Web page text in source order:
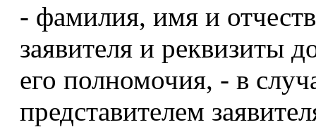
- фамилия, имя и
заявителя и реквизиты
его полномочия, - в
представителем